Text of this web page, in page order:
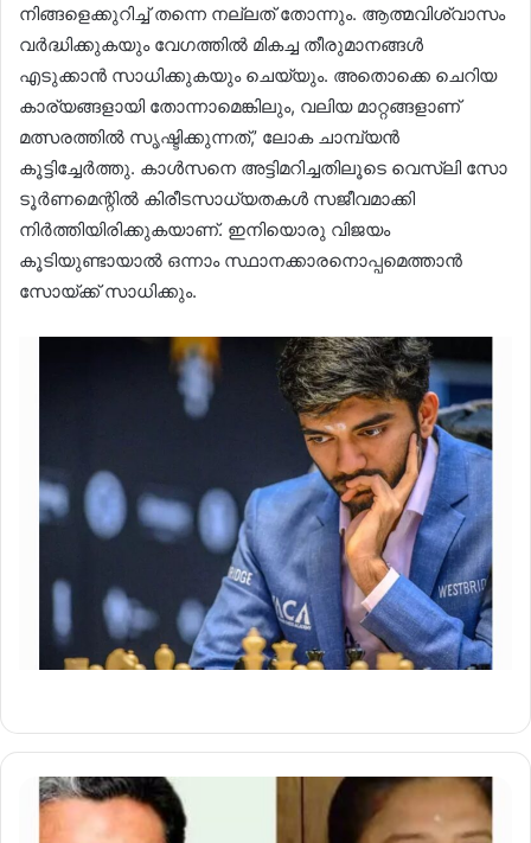
നിങ്ങളെക്കുറിച്ച് തന്നെ നല്ലത് തോന്നും. ആത്മവിശ്വാസം
വർദ്ധിക്കുകയും വേഗത്തിൽ മികച്ച തീരുമാനങ്ങൾ
എടുക്കാൻ സാധിക്കുകയും ചെയ്യും. അതൊക്കെ ചെറിയ
കാര്യങ്ങളായി തോന്നാമെങ്കിലും, വലിയ മാറ്റങ്ങളാണ്
മത്സരത്തിൽ സൃഷ്ടിക്കുന്നത്,’ ലോക ചാമ്പ്യൻ
കൂട്ടിച്ചേർത്തു. കാൾസനെ അട്ടിമറിച്ചതിലൂടെ വെസ്‌ലി സോ
ടൂർണമെന്റിൽ കിരീടസാധ്യതകൾ സജീവമാക്കി
നിർത്തിയിരിക്കുകയാണ്. ഇനിയൊരു വിജയം
കൂടിയുണ്ടായാൽ ഒന്നാം സ്ഥാനക്കാരനൊപ്പമെത്താൻ
സോയ്ക്ക് സാധിക്കും.